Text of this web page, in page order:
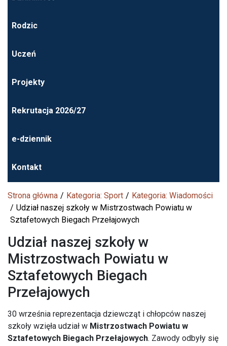
Rodzic
Uczeń
Projekty
Rekrutacja 2026/27
e-dziennik
Kontakt
Strona główna Kategoria: Sport
Kategoria: Wiadomości
Udział naszej szkoły w Mistrzostwach Powiatu w
Sztafetowych Biegach Przełajowych
Udział naszej szkoły w
Mistrzostwach Powiatu w
Sztafetowych Biegach
Przełajowych
30 września reprezentacja dziewcząt i chłopców naszej
szkoły wzięła udział w Mistrzostwach Powiatu w
Sztafetowych Biegach Przełajowych. Zawody odbyły się